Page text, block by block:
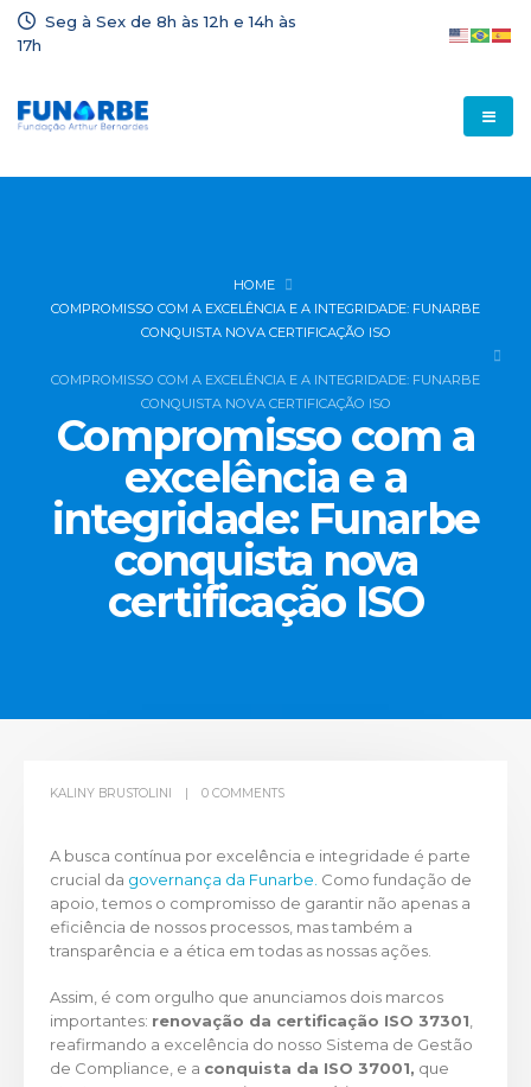
Seg à Sex de 8h às 12h e 14h às
17h
HOME
COMPROMISSO COM A EXCELÊNCIA E A INTEGRIDADE: FUNARBE
CONQUISTA NOVA CERTIFICAÇÃO ISO
COMPROMISSO COM A EXCELÊNCIA E A INTEGRIDADE: FUNARBE
CONQUISTA NOVA CERTIFICAÇÃO ISO
Compromisso com a
excelência e a
integridade: Funarbe
conquista nova
certificação ISO
KALINY BRUSTOLINI 0 COMMENTS
A busca contínua por excelência e integridade é parte
crucial da governança da Funarbe. Como fundação de
apoio, temos o compromisso de garantir não apenas a
eficiência de nossos processos, mas também a
transparência e a ética em todas as nossas ações.
Assim, é com orgulho que anunciamos dois marcos
importantes: renovação da certificação ISO 37301
reafirmando a excelência do nosso Sistema de Gestão
de Compliance, e a conquista da ISO 37001, que